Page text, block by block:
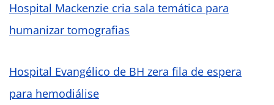
Hospital Mackenzie cria sala temática para
humanizar tomografias
Hospital Evangélico de BH zera fila de espera
para hemodiálise